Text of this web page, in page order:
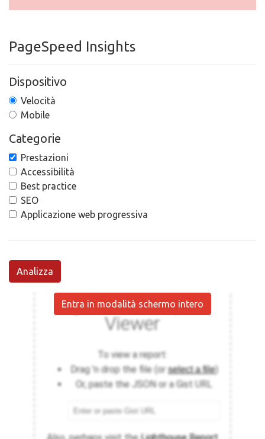
PageSpeed Insights
Dispositivo
Velocità
Mobile
Categorie
Prestazioni
Accessibilità
Best practice
SEO
Applicazione web progressiva
Analizza
Entra in modalità schermo intero